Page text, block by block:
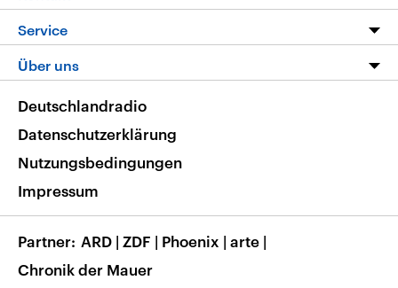
Die Nachrichten
Nachrichtenleicht
Neue Beiträge auf dlf.de
Podcasts
Deutschlandfunk App
Nachrichten App
Frequenzen
Hörerservice
Service
FAQ
Veranstaltungen
Musikliste
RSS
Über uns
Barrierefreiheit
Deutschlandradio
Datenschutzerklärung
Nutzungsbedingungen
Impressum
Partner ARD | ZDF | Phoenix | arte |
Chronik der Mauer